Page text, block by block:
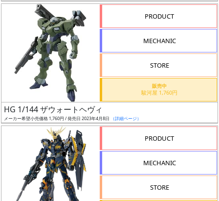
割
引
PRODUCT
MECHANIC
STORE
販売中
駿河屋 1,760円
HG 1/144 ザウォートヘヴィ
メーカー希望小売価格 1,760円 / 発売日 2023年4月8日 （詳細ページ）
PRODUCT
MECHANIC
STORE